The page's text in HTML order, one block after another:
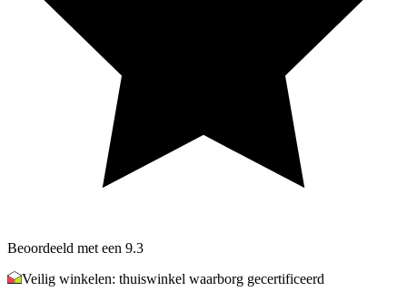
Beoordeeld met een 9.3
Veilig winkelen: thuiswinkel waarborg gecertificeerd